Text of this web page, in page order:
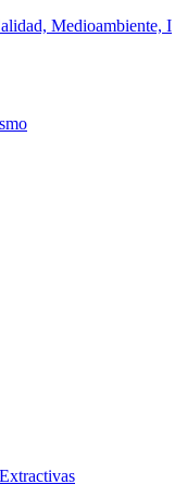
Medioambiente, I